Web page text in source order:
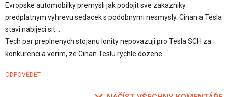
Evropske automobilky premysli jak podojit sve zakazniky
predplatnym vyhrevu sedacek s podobnymi nesmysly. Cinan a Tesla
stavi nabijeci sit…
Tech par preplnenych stojanu Ionity nepovazuji pro Tesla SCH za
konkurenci a verim, ze Cinan Teslu rychle dozene.
ODPOVĚDĚT